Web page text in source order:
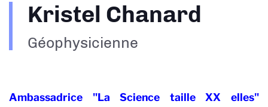
Kristel Chanard
Géophysicienne
Ambassadrice "La Science taille XX elles"